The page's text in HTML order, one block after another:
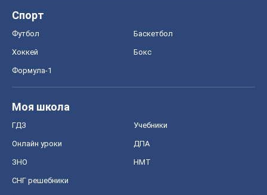
Спорт
Футбол Баскетбол
Хоккей Бокс
Формула-1
Моя школа
ГДЗ Учебники
Онлайн уроки ДПА
ЗНО НМТ
СНГ решебники